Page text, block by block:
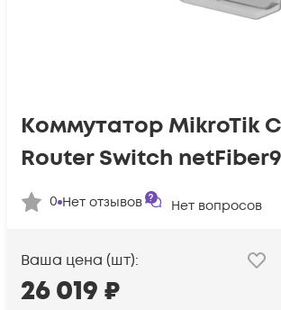
Коммутатор MikroTik
Router Switch netFiber9
0 Нет отзывов Нет вопросов
Ваша цена (шт):
26 019 ₽